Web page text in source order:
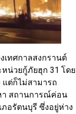
เทศกาลสงกรานต์
น่วยกู้ภัยฮุก 31 โดย
แต่ก็ไม่สามารถ
า สถานการณ์ค่อน
ภอรัตนบุรี ซึ่งอยู่ห่าง